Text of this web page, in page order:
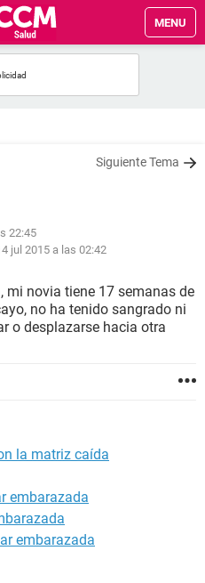
MENU
Siguiente Tema
22:45
jul 2015 a las 02:42
mi novia tiene 17 semanas de
no ha tenido sangrado ni
o desplazarse hacia otra
la matriz caída
embarazada
embarazada